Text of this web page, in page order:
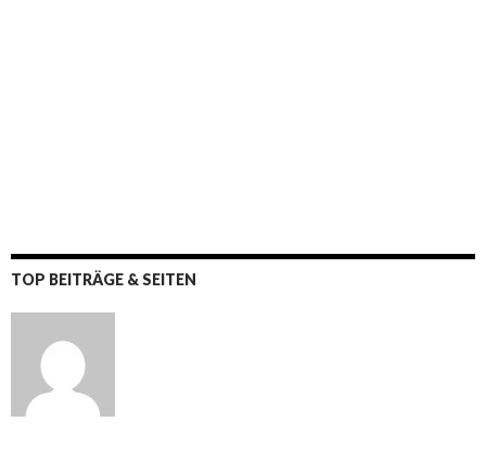
TOP BEITRÄGE & SEITEN